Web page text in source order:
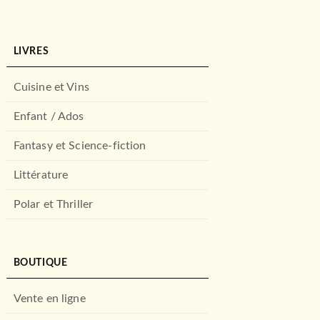
LIVRES
Cuisine et Vins
Enfant / Ados
Fantasy et Science-fiction
Littérature
Polar et Thriller
BOUTIQUE
Vente en ligne